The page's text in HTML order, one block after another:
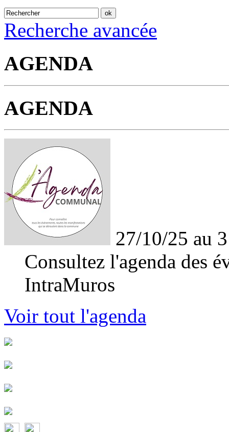
Recherche avancée
AGENDA
AGENDA
27/10/25 au
Consultez l'agenda des
IntraMuros
Voir tout l'agenda